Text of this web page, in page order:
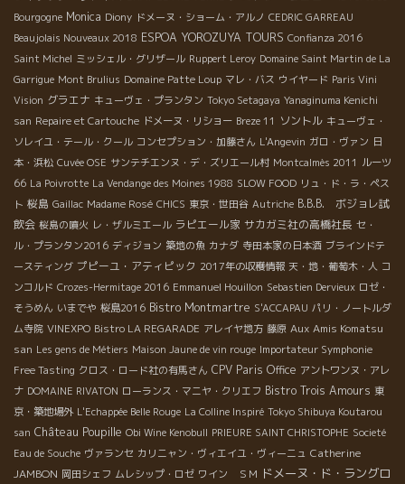
Bourgogne Monica Diony ドメーヌ・ショーム・アルノ CEDRIC GARREAU
Beaujolais Nouveaux 2018 ESPOA YOROZUYA TOURS Confianza 2016
Saint Michel ミッシェル・グリザール Ruppert Leroy Domaine Saint Martin de La
Garrigue Mont Brulius Domaine Patte Loup マレ・バス ウイヤード Paris Vini
Vision グラエナ キューヴェ・プランタン Tokyo Setagaya Yanaginuma Kenichi
san Repaire et Cartouche ドメーヌ・リショー Breze 11 ソントル キューヴェ・
ソレイユ・テール・クール コンセプション・加藤さん L'Angevin ガロ・ヴァン 日
本・浜松 Cuvée OSE サンテチエンヌ・デ・ズリエール村 Montcalmès 2011 ルーツ
66 La Poivrotte La Vendange des Moines 1988 SLOW FOOD リュ・ド・ラ・ペス
ト 桜島 Gaillac Madame Rosé CHICS 東京・世田谷 Autriche B.B.B. ボジョレ試
飲会 桜島の噴火 レ・ザルミエール ラピエール家 サカガミ社の高橋社長 セ・
ル・プランタン2016 ディジョン 築地の魚 カナダ 寺田本家の日本酒 ブラインドテ
ースティング プピーユ・アティピック 2017年の収穫情報 天・地・葡萄木・人 コ
ンコルド Crozes-Hermitage 2016 Emmanuel Houillon Sebastien Dervieux ロゼ・
そうめん いまでや 桜島2016 Bistro Montmartre S'ACCAPAU パリ・ノートルダ
ム寺院 VINEXPO Bistro LA REGARADE アレイヤ地方 藤原 Aux Amis Komatsu
san Les gens de Métiers Maison Jaune de vin rouge Importateur Symphonie
Free Tasting クロス・ロード社の有馬さん CPV Paris Office アントワンヌ・アレ
ナ DOMAINE RIVATON ローランス・マニヤ・クリエフ Bistro Trois Amours 東
京・築地場外 L'Echappée Belle Rouge La Colline Inspiré Tokyo Shibuya Koutarou
san Château Poupille Obi Wine Kenobull PRIEURE SAINT CHRISTOPHE Societé
Eau de Souche ヴァランセ カリニャン・ヴィエイユ・ヴィーニュ Catherine
JAMBON 岡田シェフ ムレシップ・ロゼ ワイン ＳＭ ドメーヌ・ド・ラングロ